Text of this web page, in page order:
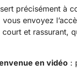
sert précisément à
envoyez
et rassurant,
en vidéo :